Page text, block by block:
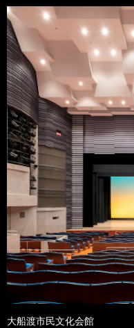
大船渡市民文化会館